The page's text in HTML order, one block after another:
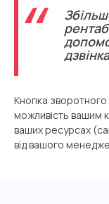
Голосовий
UniTalk Chat
Автообзвон
Кнопка зворотного
можливість вашим
ваших ресурсах
від вашого